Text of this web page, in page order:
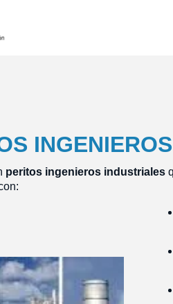
INGENIEROS
peritos ingenieros industriales